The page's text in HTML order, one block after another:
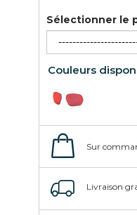
Sélectionner le